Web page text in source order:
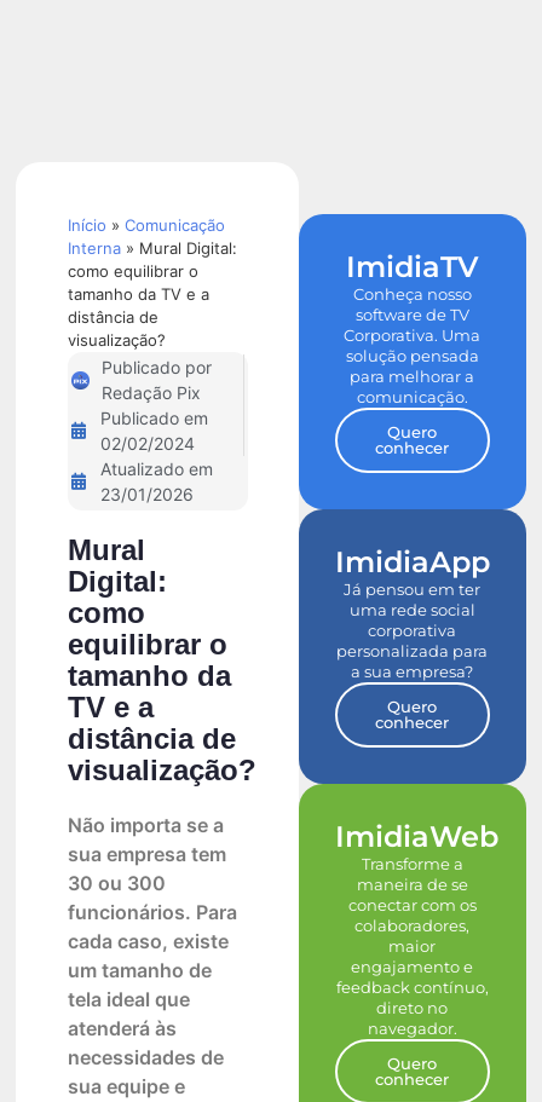
Início » Comunicação
Interna » Mural Digital:
como equilibrar o
tamanho da TV e a
distância de
visualização?
Publicado por
Redação Pix
Publicado em
02/02/2024
Atualizado em
23/01/2026
Mural
Digital:
como
equilibrar o
tamanho da
TV e a
distância de
visualização?
Não importa se a
sua empresa tem
30 ou 300
funcionários. Para
cada caso, existe
um tamanho de
tela ideal que
atenderá às
necessidades de
sua equipe e
ImidiaTV
Conheça nosso
software de TV
Corporativa. Uma
solução pensada
para melhorar a
comunicação.
Quero
conhecer
ImidiaApp
Já pensou em ter
uma rede social
corporativa
personalizada para
a sua empresa?
Quero
conhecer
ImidiaWeb
Transforme a
maneira de se
conectar com os
colaboradores,
maior
engajamento e
feedback contínuo,
direto no
navegador.
Quero
conhecer